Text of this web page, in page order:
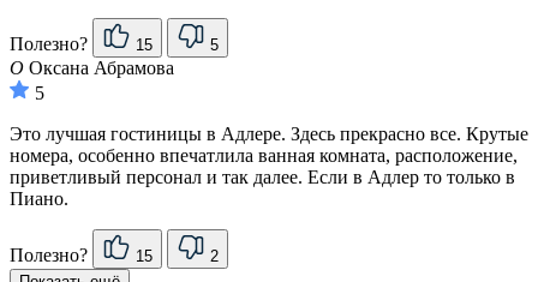
Полезно? 15 5
О Оксана Абрамова
5
Это лучшая гостиницы в Адлере. Здесь прекрасно все. Крутые
номера, особенно впечатлила ванная комната, расположение,
приветливый персонал и так далее. Если в Адлер то только в
Пиано.
Полезно? 15
2